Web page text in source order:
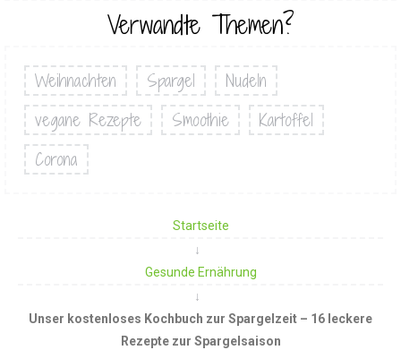
Verwandte Themen?
Weihnachten Spargel
Nudeln
vegane Rezepte
Smoothie
Kartoffel
Corona
Startseite
Gesunde Ernährung
Unser kostenloses Kochbuch zur Spargelzeit – 16 leckere
Rezepte zur Spargelsaison